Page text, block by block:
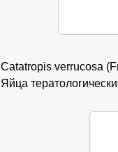
Catatropis verrucosa
Яйца